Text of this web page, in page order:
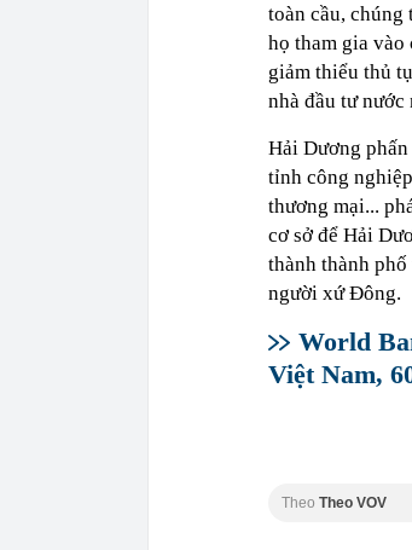
toàn cầu, chúng
họ tham gia
giảm thiểu thủ
nhà đầu tư
Hải Dương
tỉnh công
thương mại...
cơ sở để Hải
thành thành
người xứ Đông.
World
Việt Nam,
Theo Theo VOV